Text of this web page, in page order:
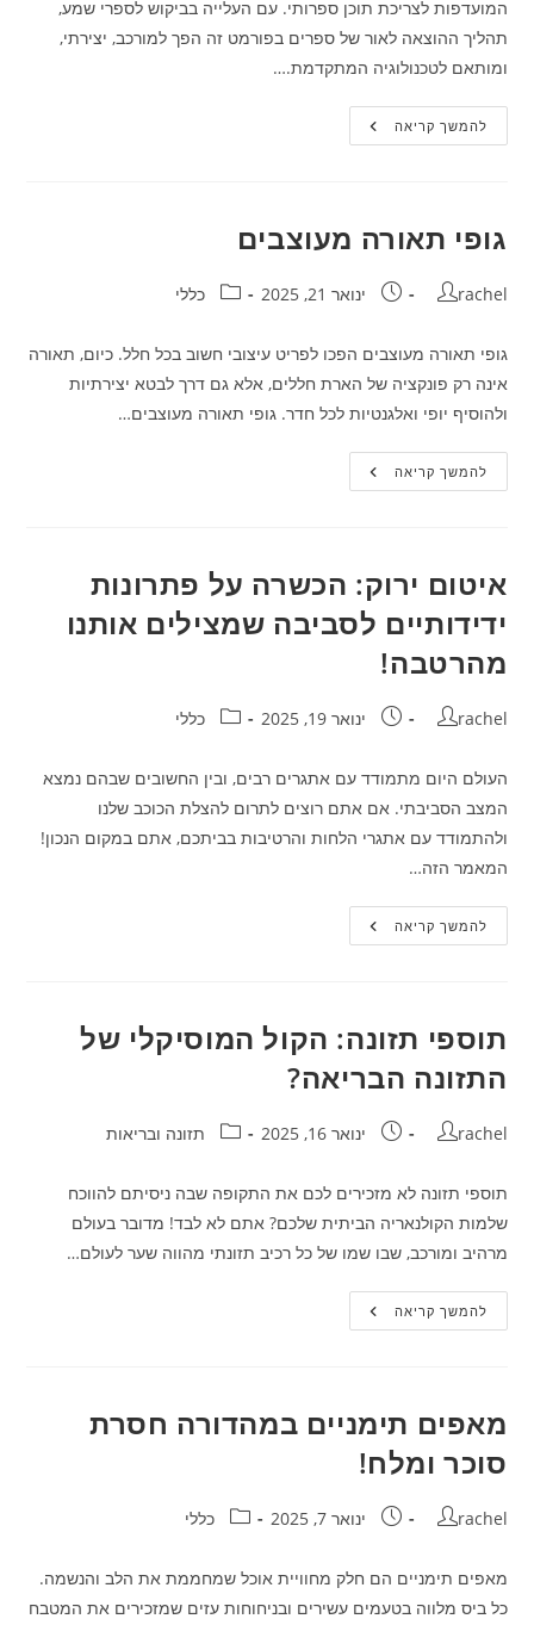
המועדפות לצריכת תוכן ספרותי. עם העלייה בביקוש לספרי שמע,
תהליך ההוצאה לאור של ספרים בפורמט זה הפך למורכב, יצירתי,
ומותאם לטכנולוגיה המתקדמת.…
להמשך קריאההוצאה
לאור
לעולם
תוכן
נגיש
ומרתק
גופי תאורה מעוצבים
מחבר:
rachel פורסם:ינואר 21, 2025 קטגוריה:
כללי
גופי תאורה מעוצבים הפכו לפריט עיצובי חשוב בכל חלל. כיום, תאורה
אינה רק פונקציה של הארת חללים, אלא גם דרך לבטא יצירתיות
ולהוסיף יופי ואלגנטיות לכל חדר. גופי תאורה מעוצבים…
להמשך קריאהגופי
תאורה
איטום ירוק: הכשרה על פתרונות
ידידותיים לסביבה שמצילים אותנו
מהרטבה!
מחבר:
rachel פורסם:ינואר 19, 2025 קטגוריה:
כללי
העולם היום מתמודד עם אתגרים רבים, ובין החשובים שבהם נמצא
המצב הסביבתי. אם אתם רוצים לתרום להצלת הכוכב שלנו
ולהתמודד עם אתגרי הלחות והרטיבות בביתכם, אתם במקום הנכון!
המאמר הזה…
להמשך קריאהאיטום
ירוק:
שמצילים
מהרטבה!
תוספי תזונה: הקול המוסיקלי של
התזונה הבריאה?
מחבר:
rachel פורסם:ינואר 16, 2025 קטגוריה:תזונה ובריאות
תוספי תזונה לא מזכירים לכם את התקופה שבה ניסיתם להווכח
שלמות הקולנאריה הביתית שלכם? אתם לא לבד! מדובר בעולם
מרהיב ומורכב, שבו שמו של כל רכיב תזונתי מהווה שער לעולם…
להמשך קריאהתוספי
תזונה:
מאפים תימניים במהדורה חסרת
סוכר ומלח!
מחבר:
rachel פורסם:ינואר 7, 2025 קטגוריה:
כללי
מאפים תימניים הם חלק מחוויית אוכל שמחממת את הלב והנשמה.
כל ביס מלווה בטעמים עשירים ובניחוחות עזים שמזכירים את המטבח